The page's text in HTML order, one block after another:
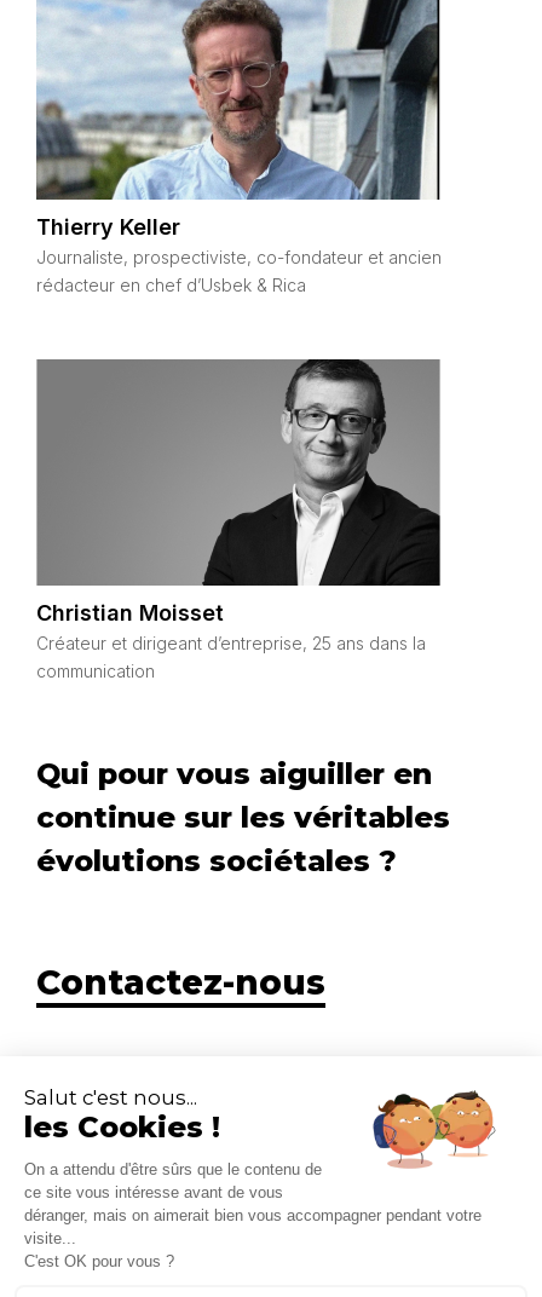
Thierry Keller
Journaliste, prospectiviste, co-fondateur et ancien
rédacteur en chef d’Usbek & Rica
Christian Moisset
Créateur et dirigeant d’entreprise, 25 ans dans la
communication
Qui pour vous aiguiller en
continue sur les véritables
évolutions sociétales ?
Contactez-nous
Le Monde Change
75002 Paris
01 83 95 44 64
Salut c'est nous...
les Cookies !
On a attendu d'être sûrs que le contenu de
ce site vous intéresse avant de vous
déranger, mais on aimerait bien vous accompagner pendant votre
visite...
C'est OK pour vous ?